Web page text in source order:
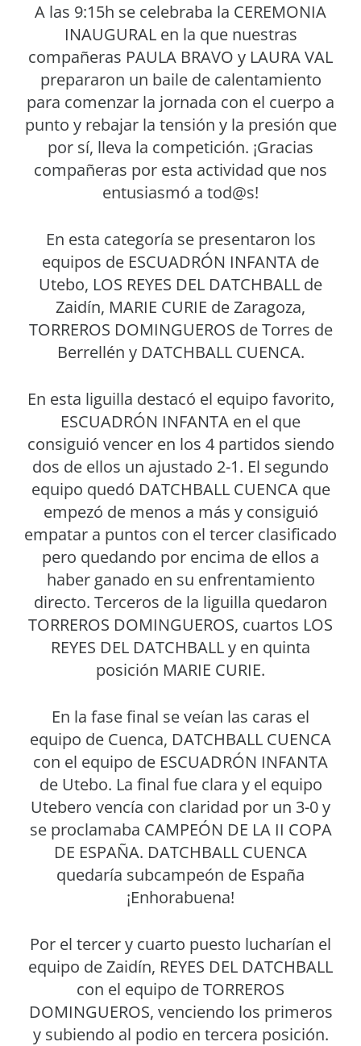
A las 9:15h se celebraba la CEREMONIA
INAUGURAL en la que nuestras
compañeras PAULA BRAVO y LAURA VAL
prepararon un baile de calentamiento
para comenzar la jornada con el cuerpo a
punto y rebajar la tensión y la presión que
por sí, lleva la competición. ¡Gracias
compañeras por esta actividad que nos
entusiasmó a tod@s!
En esta categoría se presentaron los
equipos de ESCUADRÓN INFANTA de
Utebo, LOS REYES DEL DATCHBALL de
Zaidín, MARIE CURIE de Zaragoza,
TORREROS DOMINGUEROS de Torres de
Berrellén y DATCHBALL CUENCA.
En esta liguilla destacó el equipo favorito,
ESCUADRÓN INFANTA en el que
consiguió vencer en los 4 partidos siendo
dos de ellos un ajustado 2-1. El segundo
equipo quedó DATCHBALL CUENCA que
empezó de menos a más y consiguió
empatar a puntos con el tercer clasificado
pero quedando por encima de ellos a
haber ganado en su enfrentamiento
directo. Terceros de la liguilla quedaron
TORREROS DOMINGUEROS, cuartos LOS
REYES DEL DATCHBALL y en quinta
posición MARIE CURIE.
En la fase final se veían las caras el
equipo de Cuenca, DATCHBALL CUENCA
con el equipo de ESCUADRÓN INFANTA
de Utebo. La final fue clara y el equipo
Utebero vencía con claridad por un 3-0 y
se proclamaba CAMPEÓN DE LA II COPA
DE ESPAÑA. DATCHBALL CUENCA
quedaría subcampeón de España
¡Enhorabuena!
Por el tercer y cuarto puesto lucharían el
equipo de Zaidín, REYES DEL DATCHBALL
con el equipo de TORREROS
DOMINGUEROS, venciendo los primeros
y subiendo al podio en tercera posición.